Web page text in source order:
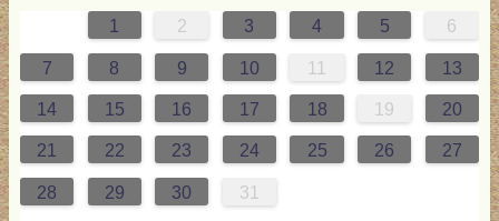
1 2 3 4 5 6
7 8 9 10 11 12 13
14 15 16 17 18 19 20
21 22 23 24 25 26 27
28 29 30 31